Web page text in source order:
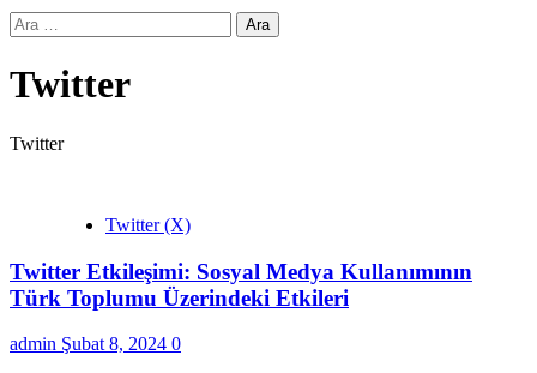
Arama:
Twitter
Twitter
Twitter (X)
Twitter Etkileşimi: Sosyal Medya Kullanımının
Türk Toplumu Üzerindeki Etkileri
admin Şubat 8, 2024 0